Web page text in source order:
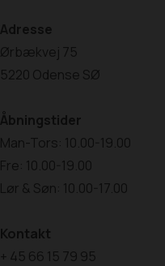
Adresse
Ørbækvej 75
5220 Odense SØ
Åbningstider
Man-Tors: 10.00-19.00
Fre: 10.00-19.00
Lør & Søn: 10.00-17.00
Kontakt
+ 45 66 15 79 95